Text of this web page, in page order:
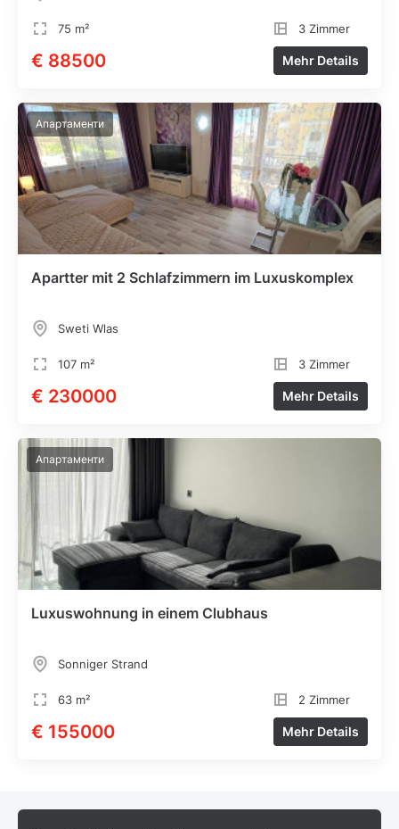
75 m² 3 Zimmer
€ 88500 Mehr Details
Апартаменти
Apartter mit 2 Schlafzimmern im Luxuskomplex
Sweti Wlas
107 m² 3 Zimmer
€ 230000 Mehr Details
Апартаменти
Luxuswohnung in einem Clubhaus
Sonniger Strand
63 m² 2 Zimmer
€ 155000 Mehr Details